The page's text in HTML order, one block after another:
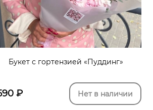
Букет с гортензией «Пуддинг»
₽ Нет в наличии